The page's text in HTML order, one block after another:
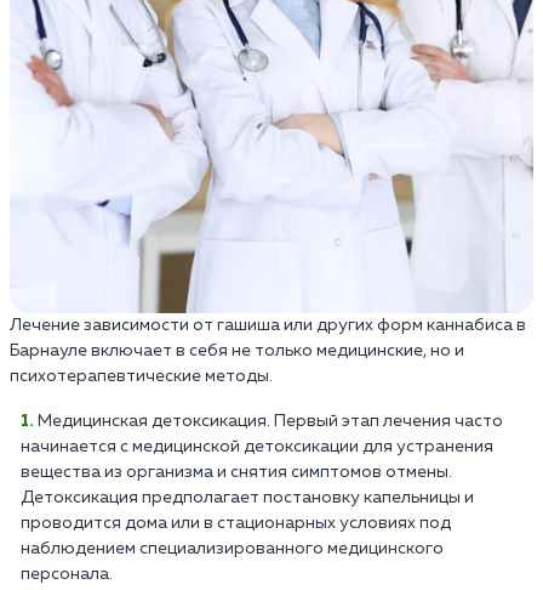
Лечение зависимости от гашиша или других форм каннабиса в
Барнауле включает в себя не только медицинские, но и
психотерапевтические методы.
Медицинская детоксикация. Первый этап лечения часто
начинается с медицинской детоксикации для устранения
вещества из организма и снятия симптомов отмены.
Детоксикация предполагает постановку капельницы и
проводится дома или в стационарных условиях под
наблюдением специализированного медицинского
персонала.